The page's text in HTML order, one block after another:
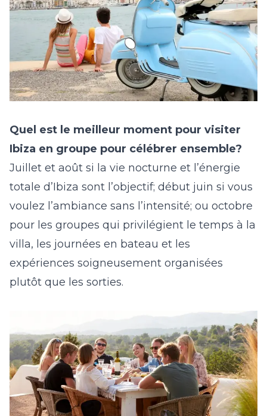
Quel est le meilleur moment pour visiter
Ibiza en groupe pour célébrer ensemble?
Juillet et août si la vie nocturne et l’énergie
totale d’Ibiza sont l’objectif; début juin si vous
voulez l’ambiance sans l’intensité; ou octobre
pour les groupes qui privilégient le temps à la
villa, les journées en bateau et les
expériences soigneusement organisées
plutôt que les sorties.